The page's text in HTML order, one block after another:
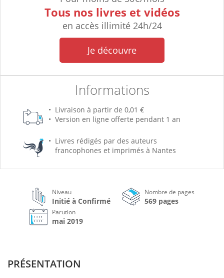
Tous nos livres et vidéos
en accès illimité 24h/24
Je découvre
Informations
Livraison à partir de 0,01 €
Version en ligne offerte pendant 1 an
Livres rédigés par des auteurs
francophones et imprimés à Nantes
Niveau
Initié à Confirmé
Nombre de pages
569 pages
Parution
mai 2019
PRÉSENTATION